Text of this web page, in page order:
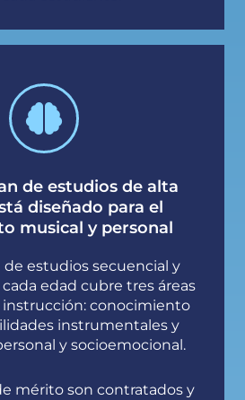
de estudios de alta
diseñado para el
musical y personal
estudios secuencial y
edad cubre tres áreas
instrucción: conocimiento
instrumentales y
y socioemocional.
mérito son contratados y